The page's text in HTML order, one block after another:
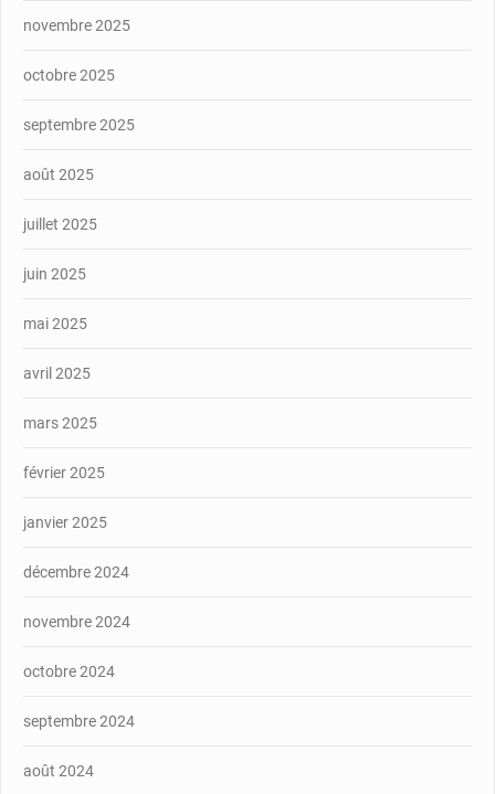
novembre 2025
octobre 2025
septembre 2025
août 2025
juillet 2025
juin 2025
mai 2025
avril 2025
mars 2025
février 2025
janvier 2025
décembre 2024
novembre 2024
octobre 2024
septembre 2024
août 2024